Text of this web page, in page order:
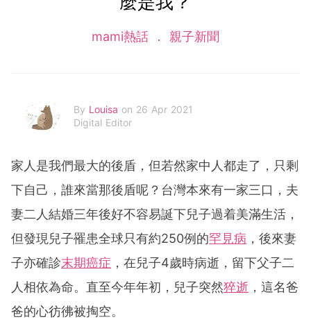
mami熱話 親子新聞
By Louisa on 26 Apr 2021
Digital Editor
家人是我們最大的後盾，但若然家中人都走了，只剩
下自己，誰來當那後盾呢？台灣本來有一家三口，夫
妻二人結婚三年後好不容易誕下兒子過着美滿生活，
但發現兒子罹患全球只有約250例的罕見病 ，後來妻
子亦確診末期癌症 ，在兒子4歲時病逝，留下父子二
人相依為命。直至今年年初，兒子突然猝逝 ，這名爸
爸的心彷彿被掏空。